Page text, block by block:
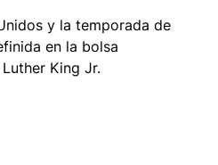
y la temporada de
en la bolsa
King Jr.